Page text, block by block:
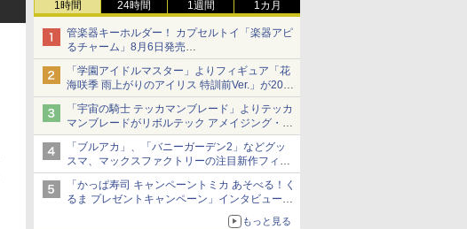
1時間 24時間 1週間 1カ月
管楽器キーホルダー！ カプセルトイ「楽器アピ
るチャーム」8月6日発売
チューバ、テナサクなど5種各3色
「学園アイドルマスター」よりフィギュア「花
海咲季 雨上がりのアイリス 特訓前Ver.」が2027
年4月に発売
「宇宙の騎士 テッカマンブレード」よりテッカ
マンブレードがリボルテック アメイジング・ヤ
マグチで商品化決定
「ブルアカ」、「バニーガーデン2」などグッ
スマ、マックスファクトリーの注目新作フィギ
ュアが展示【ホビーメーカー合同展示会】
「かっぱ寿司 キャンペーントミカ あそべる！く
るま プレゼントキャンペーン」インタビュー
子どもが楽しめるかっぱ寿司ならではの体験と
もっと見る